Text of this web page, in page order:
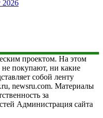
2026
проектом. На этом
не покупают, ни какие
собой ленту
newsru.com. Материалы
за
Администрация сайта